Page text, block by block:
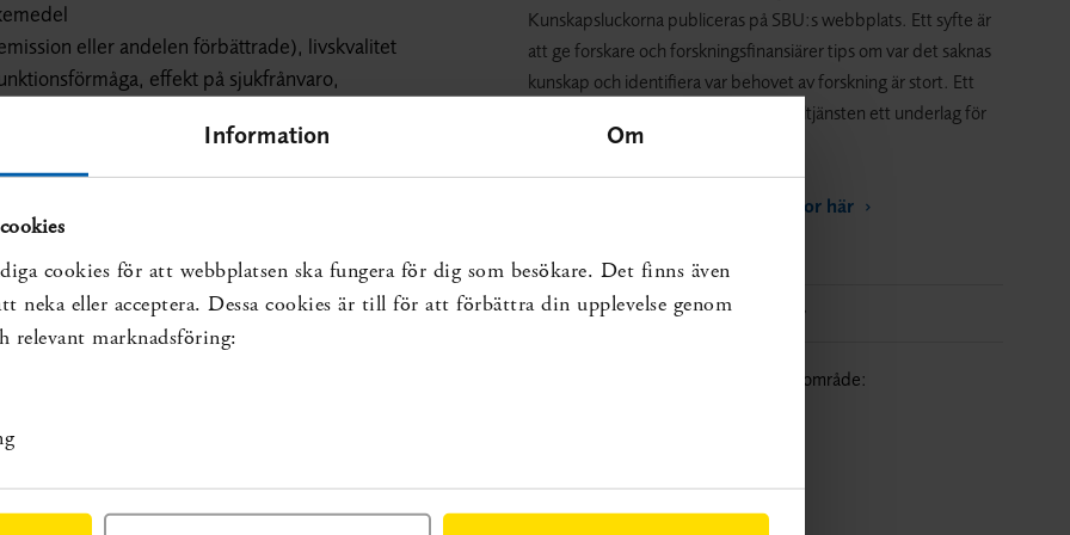
Information Om
cookies för att webbplatsen ska fungera för dig som besökare. Det finns även
neka eller acceptera. Dessa cookies är till för att förbättra din upplevelse genom
marknadsföring:
eller andelen förbättrade), livskvalitet
effekt på sjukfrånvaro,
till behandling, hälso- och
psykologisk behandling med andra
av kommande studier
Kunskapsluckorna publiceras på SBU:s webbplats. Ett syfte är
att ge forskare och forskningsfinansiärer tips om var det saknas
kunskap och identifiera var behovet av forskning är stort. Ett
annat syfte är att ge vården och socialtjänsten ett underlag för
prioritering.
Hitta publikationer och andra sidor här
Liknande kunskapsluckor
Sök fler kunskapsluckor inom samma område:
Medicinteknik och IT